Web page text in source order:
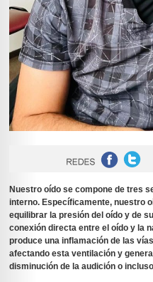
Nuestro oído se compone de tres
interno. Específicamente, nuestro
equilibrar la presión del oído y de
conexión directa entre el oído y la
produce una inflamación de las
afectando esta ventilación y
disminución de la audición o